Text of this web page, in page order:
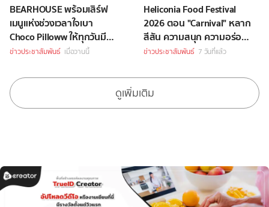
BEARHOUSE พร้อมเสิร์ฟ
เมนูแห่งช่วงเวลาใจเบา
Choco Pilloww ให้ทุกวันมี
“Soft Moment”
ข่าวประชาสัมพันธ์ เมื่อวานนี้
Heliconia Food Festival
2026 ตอน "Carnival" หลาก
สีสัน ความสนุก ความอร่อย
Celebrity Chef กว่า 70 ชีวิต
ข่าวประชาสัมพันธ์ 7 วันที่แล้ว
ดูเพิ่มเติม